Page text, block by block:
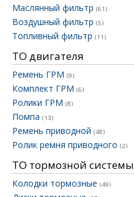
Маслянный фильтр (61)
Воздушный фильтр (5)
Топливный фильтр (11)
ТО двигателя
Ремень ГРМ (9)
Комплект ГРМ (6)
Ролики ГРМ (8)
Помпа (13)
Ремень приводной (48)
Ролик ремня приводного (2)
ТО тормозной системы
Колодки тормозные (49)